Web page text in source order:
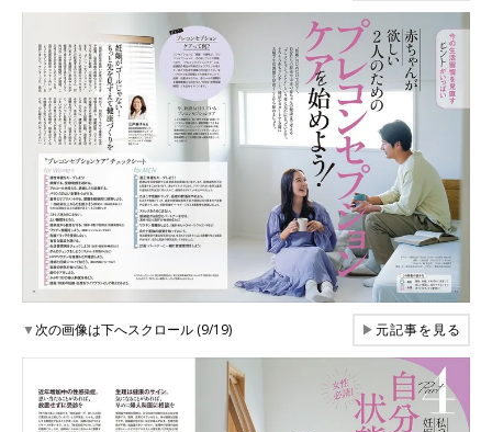
▼次の画像は下へスクロール (9/19) ▶元記事を見る